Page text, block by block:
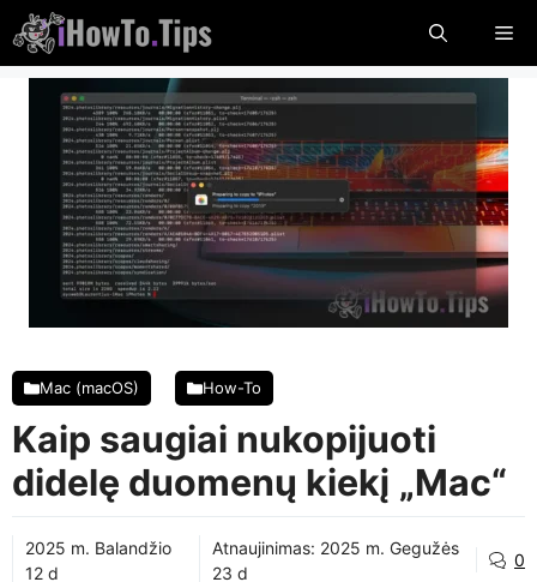
Pereikite
prie
turinio
Mac (macOS) How-To
Kaip saugiai nukopijuoti
didelę duomenų kiekį „Mac“
2025 m. Balandžio
12 d
Atnaujinimas: 2025 m. Gegužės
23 d
0